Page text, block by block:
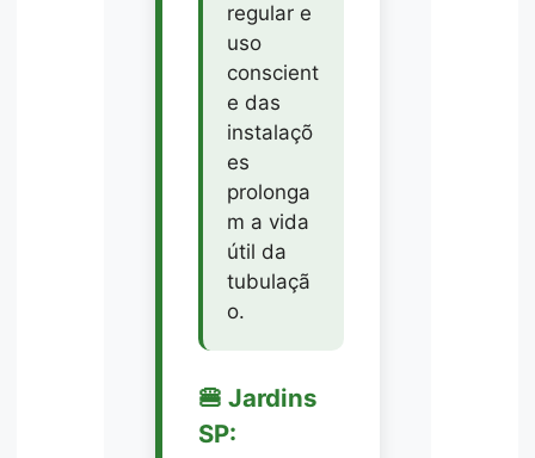
regular e
uso
conscient
e das
instalaçõ
es
prolonga
m a vida
útil da
tubulaçã
o.
🍔 Jardins
SP: